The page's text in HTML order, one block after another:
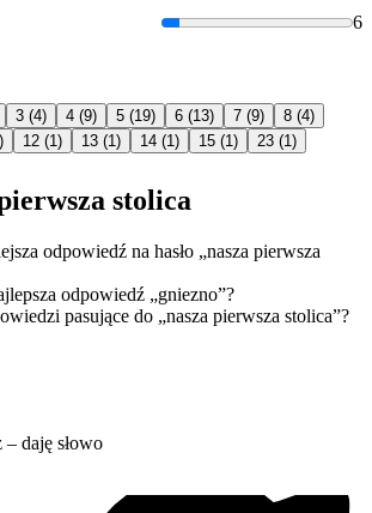
6
3 (4) 4 (9) 5 (19) 6 (13) 7 (9) 8 (4)
12 (1) 13 (1) 14 (1) 15 (1) 23 (1)
stolica
odpowiedź na hasło „nasza pierwsza
odpowiedź „gniezno”?
pasujące do „nasza pierwsza stolica”?
– daję słowo